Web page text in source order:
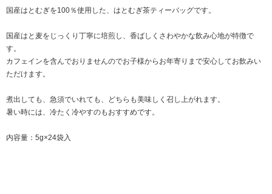
国産はとむぎを100％使用した、はとむぎ茶ティーバッグです。
国産はと麦をじっくり丁寧に培煎し、香ばしくさわやかな飲み心地が特徴で
す。
カフェインを含んでおりませんのでお子様からお年寄りまで安心してお飲みい
ただけます。
煮出しても、急須でいれても、どちらも美味しく召し上がれます。
暑い時には、冷たく冷やすのもおすすめです。
内容量：5g×24袋入